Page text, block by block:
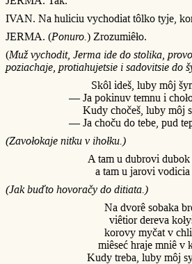
IVAN. Na huliciu vychodiat tôlko tyje,
JERMA. (Ponuro. ) Zrozumiêło.
(Muž vychodit, Jerma ide do stolika,
poziachaje, protiahujetsie i sadovitsie do
Skôl ideš, luby môj
— Ja pokinuv temnu i
Kudy chočeš, luby môj
— Ja choču do tebe, pud
(Zavołokaje nitku v ihołku.)
A tam u dubrovi dubok
a tam u jarovi
(Jak buďto hovoračy do ditiata.)
Na dvorê sobaka
viêtior dereva
korovy myčat v
miêseć hraje mniê v
Kudy treba, luby môj